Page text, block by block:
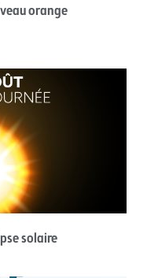
orange
solaire